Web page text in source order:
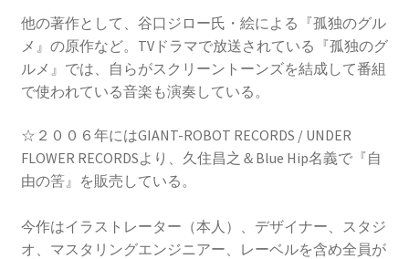
他の著作として、谷口ジロー氏・絵による『孤独のグル
メ』の原作など。TVドラマで放送されている『孤独のグ
ルメ』では、自らがスクリーントーンズを結成して番組
で使われている音楽も演奏している。
☆２００６年にはGIANT-ROBOT RECORDS / UNDER
FLOWER RECORDSより、久住昌之＆Blue Hip名義で『自
由の筈』を販売している。
今作はイラストレーター（本人）、デザイナー、スタジ
オ、マスタリングエンジニアー、レーベルを含め全員が